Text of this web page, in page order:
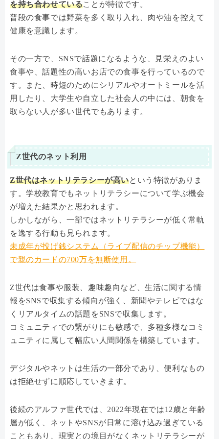
を持ち合わせていることが特徴です。
普段の食事では野菜を多く取り入れ、肉や油を控えて
健康を意識します。
その一方で、SNSで話題になるような、見栄えのよい
食事や、話題性の高いお店での食事を行っているので
す。また、時短のためにシリアルやオートミールを活
用したり、大学生や自立した社会人の中には、朝食を
取らない人が多い世代でもあります。
Z世代のネット利用
Z世代はネットリテラシーが高いという特徴がありま
す。学校教育でもネットリテラシーについて学ぶ機会
が増えた結果かと思われます。
しかしながら、一部ではネットリテラシーが低く常軌
を逸する行動も見られます。
未成年が投げ銭システム（ライブ配信のチップ機能）
で親のカードの700万を無断使用。
Z世代は食事や服装、趣味趣向など、生活に関する情
報をSNSで収集する傾向が強く、新聞やテレビではな
くリアルタイムの話題をSNSで収集します。
コミュニティでの繋がりにも敏感で、多種多様なコミ
ュニティに属して幅広い人間関係を構築しています。
デジタルやネットは生活の一部分であり、便利なもの
は拒絶せずに順応していきます。
後続のアルファ世代では、2022年現在では12歳と年齢
層が低く、ネットやSNSが日常に溶け込み過ぎている
こともあり、現実との境目がなくネットリテラシーが